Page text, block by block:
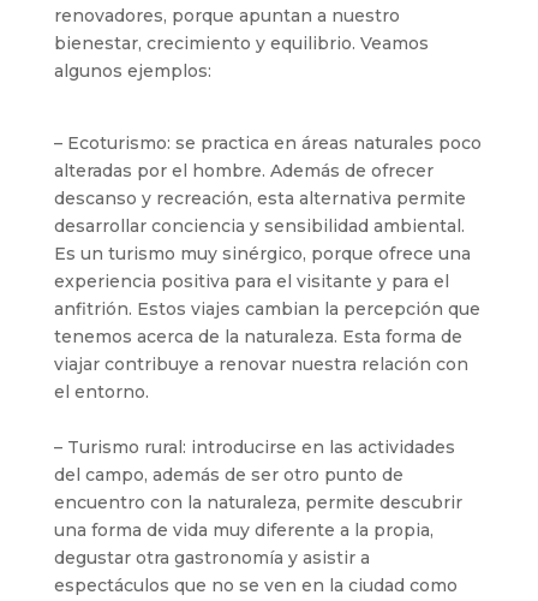
renovadores, porque apuntan a nuestro
bienestar, crecimiento y equilibrio. Veamos
algunos ejemplos:
– Ecoturismo: se practica en áreas naturales poco
alteradas por el hombre. Además de ofrecer
descanso y recreación, esta alternativa permite
desarrollar conciencia y sensibilidad ambiental.
Es un turismo muy sinérgico, porque ofrece una
experiencia positiva para el visitante y para el
anfitrión. Estos viajes cambian la percepción que
tenemos acerca de la naturaleza. Esta forma de
viajar contribuye a renovar nuestra relación con
el entorno.
– Turismo rural: introducirse en las actividades
del campo, además de ser otro punto de
encuentro con la naturaleza, permite descubrir
una forma de vida muy diferente a la propia,
degustar otra gastronomía y asistir a
espectáculos que no se ven en la ciudad como